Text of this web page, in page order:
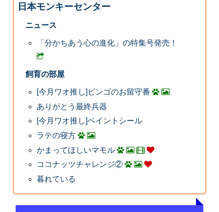
日本モンキーセンター
ニュース
「分かちあう心の進化」の特集号発売！
飼育の部屋
[今月ワオ推し]ビンゴのお留守番
ありがとう最終兵器
[今月ワオ推し]ペイントシール
ラテの寝方
かまってほしいマモル
ココナッツチャレンジ②
暮れている